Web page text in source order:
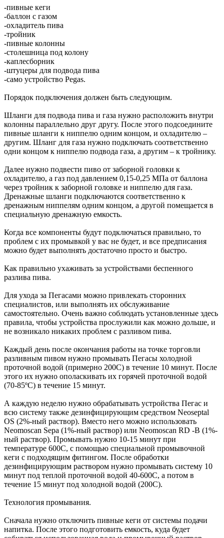
-пивные кеги
-баллон с газом
-охладитель пива
-тройник
-пивные колонны
-столешница под колону
-каплесборник
-штуцеры для подвода пива
-само устройство Pegas.
Порядок подключения должен быть следующим.
Шланги для подвода пива и газа нужно расположить внутри
колонны параллельно друг другу. После этого подсоедините
пивные шланги к ниппелю одним концом, и охладителю –
другим. Шланг для газа нужно подключать соответственно
одни концом к ниппелю подвода газа, а другим – к тройнику.
Далее нужно подвести пиво от заборной головки к
охладителю, а газ под давлением 0,15-0,25 МПа от баллона
через тройник к заборной головке и ниппелю для газа.
Дренажные шланги подключаются соответственно к
дренажным ниппелям одним концом, а другой помещается в
специальную дренажную емкость.
Когда все компоненты будут подключаться правильно, то
проблем с их промывкой у вас не будет, и все предписания
можно будет выполнять достаточно просто и быстро.
Как правильно ухаживать за устройствами беспенного
разлива пива.
Для ухода за Пегасами можно привлекать сторонних
специалистов, или выполнять их обслуживание
самостоятельно. Очень важно соблюдать установленные здесь
правила, чтобы устройства прослужили как можно дольше, и
не возникало никаких проблем с разливом пива.
Каждый день после окончания работы на точке торговли
разливным пивом нужно промывать Пегасы холодной
проточной водой (примерно 200С) в течение 10 минут. После
этого их нужно ополаскивать их горячей проточной водой
(70-85ºС) в течение 15 минут.
А каждую неделю нужно обрабатывать устройства Пегас и
всю систему также дезинфицирующим средством Neoseptal
OS (2%-ный раствор). Вместо него можно использовать
Neomoscan Sepa (1%-ный раствор) или Neomoscan RD -B (1%-
ный раствор). Промывать нужно 10-15 минут при
температуре 600С, с помощью специальной промывочной
кеги с подходящим фитингом. После обработки
дезинфицирующим раствором нужно промывать систему 10
минут под теплой проточной водой 40-600С, а потом в
течение 15 минут под холодной водой (200С).
Технология промывания.
Сначала нужно отключить пивные кеги от системы подачи
напитка. После этого подготовить емкость, куда будет